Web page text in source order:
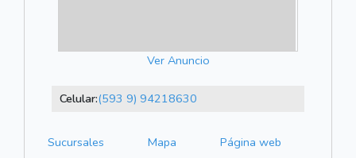
Ver Anuncio
Celular:(593 9) 94218630
Sucursales Mapa
Página web